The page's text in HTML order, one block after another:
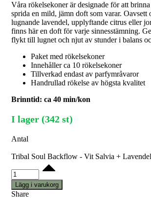
Våra rökelsekoner är designade för att
sprida en mild, jämn doft som varar. Oavsett
lugnande lavendel, upplyftande citrus eller
finns här en doft för varje sinnesstämning.
flykt till lugnet och njut av stunder i balans
Paket med rökelsekoner
Innehåller ca 10 rökelsekoner
Tillverkad endast av parfymråvaror
Handrullad rökelse av högsta kvalitet
Brinntid: ca 40 min/kon
I lager (342 st)
Antal
Tribal Soul Backflow - Vit Salvia +
Lägg i varukorg
Share